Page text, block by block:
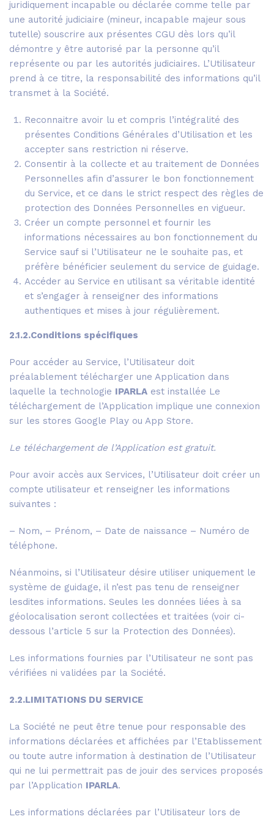
juridiquement incapable ou déclarée comme telle par
une autorité judiciaire (mineur, incapable majeur sous
tutelle) souscrire aux présentes CGU dès lors qu’il
démontre y être autorisé par la personne qu’il
représente ou par les autorités judiciaires. L’Utilisateur
prend à ce titre, la responsabilité des informations qu’il
transmet à la Société.
Reconnaitre avoir lu et compris l’intégralité des
présentes Conditions Générales d’Utilisation et les
accepter sans restriction ni réserve.
Consentir à la collecte et au traitement de Données
Personnelles afin d’assurer le bon fonctionnement
du Service, et ce dans le strict respect des règles de
protection des Données Personnelles en vigueur.
Créer un compte personnel et fournir les
informations nécessaires au bon fonctionnement du
Service sauf si l’Utilisateur ne le souhaite pas, et
préfère bénéficier seulement du service de guidage.
Accéder au Service en utilisant sa véritable identité
et s’engager à renseigner des informations
authentiques et mises à jour régulièrement.
2.1.2.Conditions spécifiques
Pour accéder au Service, l’Utilisateur doit
préalablement télécharger une Application dans
laquelle la technologie IPARLA est installée Le
téléchargement de l’Application implique une connexion
sur les stores Google Play ou App Store.
Le téléchargement de l’Application est gratuit.
Pour avoir accès aux Services, l’Utilisateur doit créer un
compte utilisateur et renseigner les informations
suivantes :
– Nom, – Prénom, – Date de naissance – Numéro de
téléphone.
Néanmoins, si l’Utilisateur désire utiliser uniquement le
système de guidage, il n’est pas tenu de renseigner
lesdites informations. Seules les données liées à sa
géolocalisation seront collectées et traitées (voir ci-
dessous l’article 5 sur la Protection des Données).
Les informations fournies par l’Utilisateur ne sont pas
vérifiées ni validées par la Société.
2.2.LIMITATIONS DU SERVICE
La Société ne peut être tenue pour responsable des
informations déclarées et affichées par l’Etablissement
ou toute autre information à destination de l’Utilisateur
qui ne lui permettrait pas de jouir des services proposés
par l’Application IPARLA.
Les informations déclarées par l’Utilisateur lors de